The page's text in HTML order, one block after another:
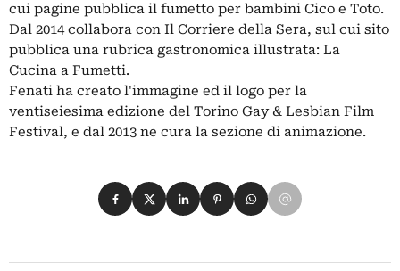
cui pagine pubblica il fumetto per bambini Cico e Toto.
Dal 2014 collabora con Il Corriere della Sera, sul cui sito
pubblica una rubrica gastronomica illustrata: La
Cucina a Fumetti.
Fenati ha creato l'immagine ed il logo per la
ventiseiesima edizione del Torino Gay & Lesbian Film
Festival, e dal 2013 ne cura la sezione di animazione.
Condividi su Facebook
Condividi su X
Condividi su LinkedIn
Condividi su Pinterest
Condividi su WhatsApp
Condividi su Email